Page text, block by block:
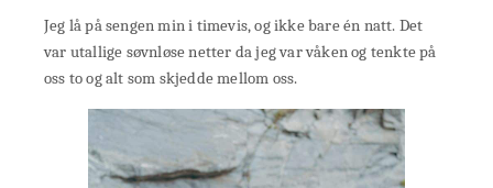
Jeg lå på sengen min i timevis, og ikke bare én natt. Det
var utallige søvnløse netter da jeg var våken og tenkte på
oss to og alt som skjedde mellom oss.